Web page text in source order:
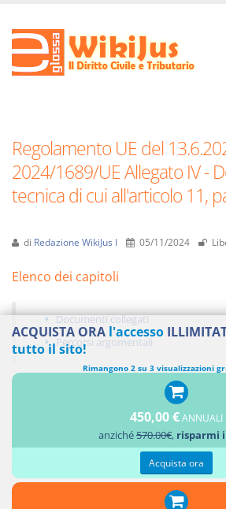
Regolamento UE del
2024/1689/UE Allegato IV -
tecnica di cui all'articolo 11,
di Redazione WikiJus I 05/11/2024
Elenco dei capitoli
Documenti collegati
Percorsi argomentali
ACQUISTA ORA l'accesso
tutto il sito!
Rimangono 2 su 3 visualizzazioni
450,00 €ANNUALI
anziché570.00€, risparmi
Acquista ora